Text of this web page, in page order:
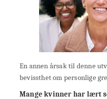
En annen årsak til denne
bevissthet om personlige
Mange kvinner har lært